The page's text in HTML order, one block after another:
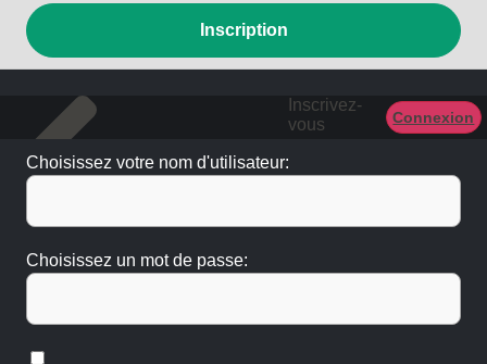
Inscription
Inscrivez-
vous
Connexion
Choisissez votre nom d'utilisateur:
Choisissez un mot de passe: